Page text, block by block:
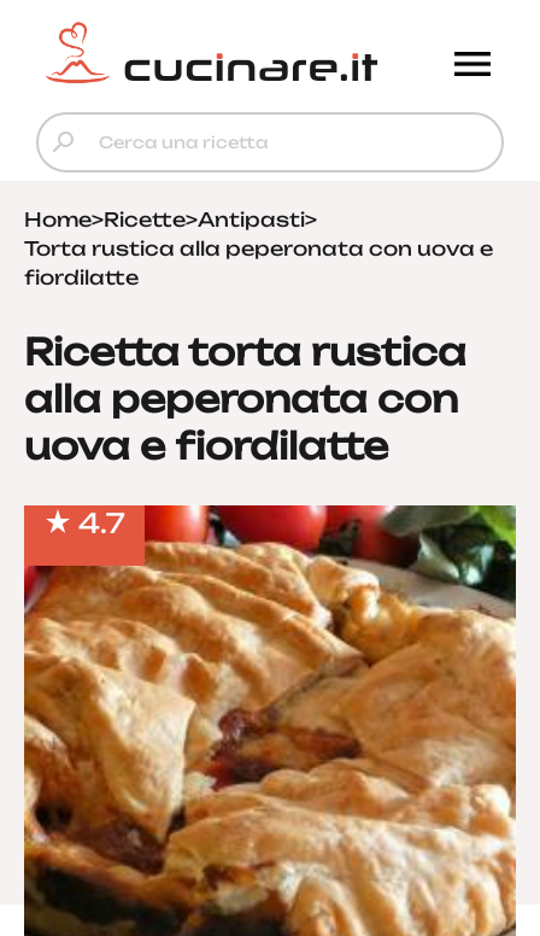
Home>Ricette>Antipasti>
Torta rustica alla peperonata con uova e
fiordilatte
Ricetta torta rustica
alla peperonata con
uova e fiordilatte
4.7